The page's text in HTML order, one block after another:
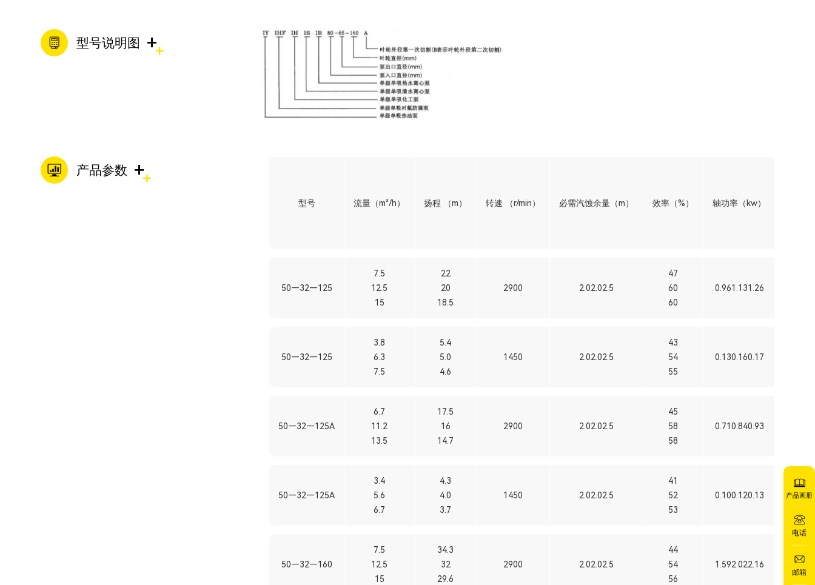
产品画册
电话
邮箱
型号说明图 +
产品参数 +
型号 流量（m³/h） 扬程 （m） 转速 （r/min） 必需汽蚀余量（m） 效率（%） 轴功率（kw）
50—32—125
7.5
12.5
15
22
20
18.5
2900 2.02.02.5
47
60
60
0.961.131.26
50—32—125
3.8
6.3
7.5
5.4
5.0
4.6
1450 2.02.02.5
43
54
55
0.130.160.17
50—32—125A
6.7
11.2
13.5
17.5
16
14.7
2900 2.02.02.5
45
58
58
0.710.840.93
50—32—125A
3.4
5.6
6.7
4.3
4.0
3.7
1450 2.02.02.5
41
52
53
0.100.120.13
50—32—160
7.5
12.5
15
34.3
32
29.6
2900 2.02.02.5
44
54
56
1.592.022.16